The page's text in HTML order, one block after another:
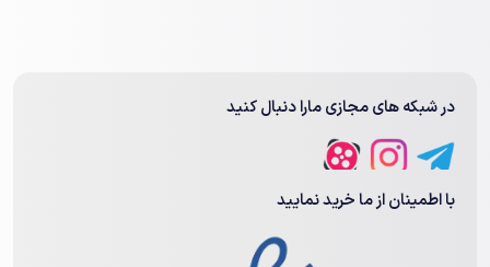
در شبکه های مجازی مارا دنبال کنید
با اطمینان از ما خرید نمایید